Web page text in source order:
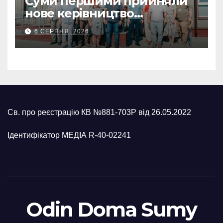
нове керівництво
Українського Червоного
Хреста: Артем Кобзар
окреслив потреби громади
6 СЕРПНЯ, 2026
Св. про реєстрацію КВ №881-703Р від 26.05.2022
Ідентифікатор МЕДІА R-40-02241
Odin Doma Sumy